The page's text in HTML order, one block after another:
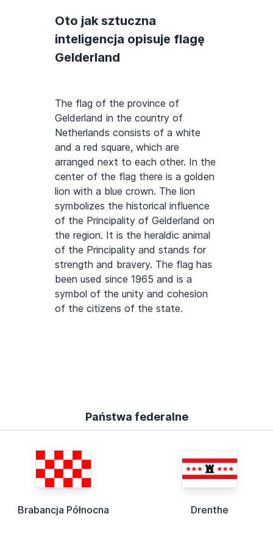
Oto jak sztuczna
inteligencja opisuje flagę
Gelderland
The flag of the province of
Gelderland in the country of
Netherlands consists of a white
and a red square, which are
arranged next to each other. In the
center of the flag there is a golden
lion with a blue crown. The lion
symbolizes the historical influence
of the Principality of Gelderland on
the region. It is the heraldic animal
of the Principality and stands for
strength and bravery. The flag has
been used since 1965 and is a
symbol of the unity and cohesion
of the citizens of the state.
Państwa federalne
Brabancja Północna Drenthe